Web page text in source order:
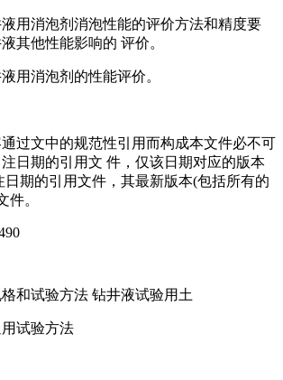
用消泡剂消泡性能的评价方法和精度要
其他性能影响的 评价。
用消泡剂的性能评价。
过文中的规范性引用而构成本文件必不可
日期的引用文 件，仅该日期对应的版本
日期的引用文件，其最新版本(包括所有的
件。
和试验方法 钻井液试验用土
试验方法